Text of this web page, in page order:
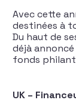
Avec cette
destinées à
Du haut de
déjà
fonds
UK –